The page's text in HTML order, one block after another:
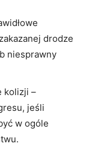
drodze
niesprawny
kolizji –
jeśli
w ogóle